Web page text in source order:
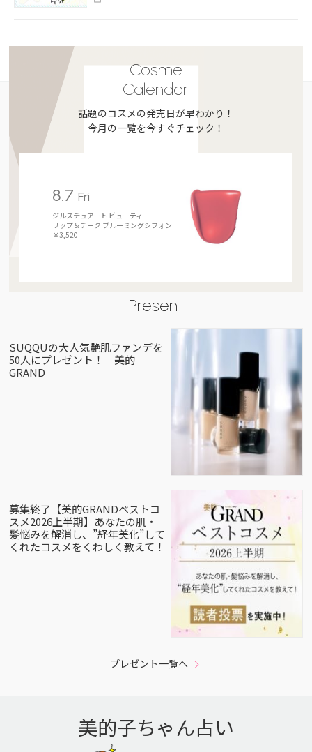
Cosme
Calendar
話題のコスメの発売日が早わかり！
今月の一覧を今すぐチェック！
8.7Fri
ジルスチュアート ビューティ
リップ＆チーク ブルーミングシフォン
￥3,520
Present
SUQQUの大人気艶肌ファンデを
50人にプレゼント！｜美的
GRAND
募集終了【美的GRANDベストコ
スメ2026上半期】あなたの肌・
髪悩みを解消し、”経年美化”して
くれたコスメをくわしく教えて！
プレゼント一覧へ
美的子ちゃん占い